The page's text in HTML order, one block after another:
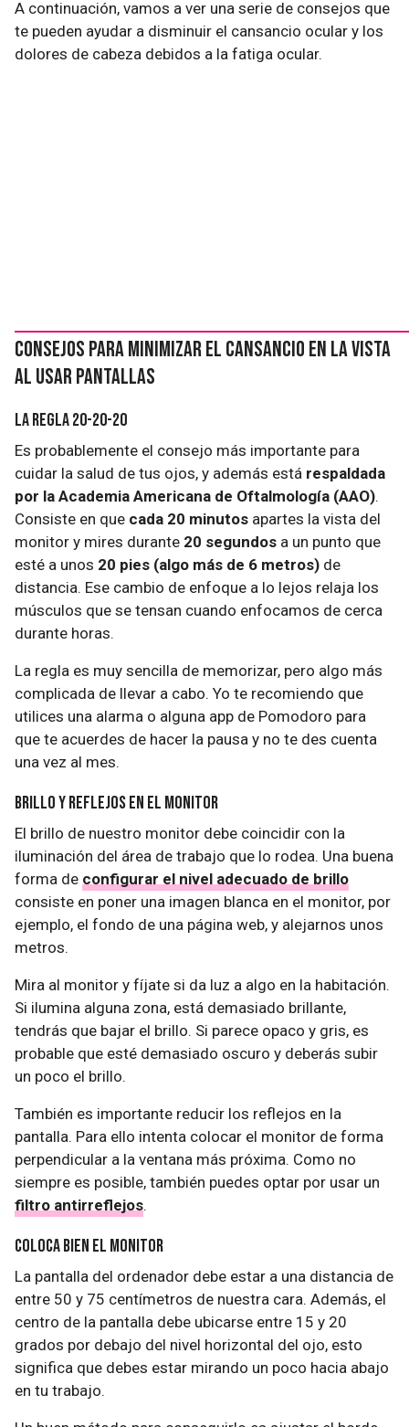
A continuación, vamos a ver una serie de consejos que
te pueden ayudar a disminuir el cansancio ocular y los
dolores de cabeza debidos a la fatiga ocular.
Consejos para minimizar el cansancio en la vista
al usar pantallas
La regla 20-20-20
Es probablemente el consejo más importante para
cuidar la salud de tus ojos, y además está respaldada
por la Academia Americana de Oftalmología (AAO).
Consiste en que cada 20 minutos apartes la vista del
monitor y mires durante 20 segundos a un punto que
esté a unos 20 pies (algo más de 6 metros) de
distancia. Ese cambio de enfoque a lo lejos relaja los
músculos que se tensan cuando enfocamos de cerca
durante horas.
La regla es muy sencilla de memorizar, pero algo más
complicada de llevar a cabo. Yo te recomiendo que
utilices una alarma o alguna app de Pomodoro para
que te acuerdes de hacer la pausa y no te des cuenta
una vez al mes.
Brillo y reflejos en el monitor
El brillo de nuestro monitor debe coincidir con la
iluminación del área de trabajo que lo rodea. Una buena
forma de configurar el nivel adecuado de brillo
consiste en poner una imagen blanca en el monitor, por
ejemplo, el fondo de una página web, y alejarnos unos
metros.
Mira al monitor y fíjate si da luz a algo en la habitación.
Si ilumina alguna zona, está demasiado brillante,
tendrás que bajar el brillo. Si parece opaco y gris, es
probable que esté demasiado oscuro y deberás subir
un poco el brillo.
También es importante reducir los reflejos en la
pantalla. Para ello intenta colocar el monitor de forma
perpendicular a la ventana más próxima. Como no
siempre es posible, también puedes optar por usar un
filtro antirreflejos.
Coloca bien el monitor
La pantalla del ordenador debe estar a una distancia de
entre 50 y 75 centímetros de nuestra cara. Además, el
centro de la pantalla debe ubicarse entre 15 y 20
grados por debajo del nivel horizontal del ojo, esto
significa que debes estar mirando un poco hacia abajo
en tu trabajo.